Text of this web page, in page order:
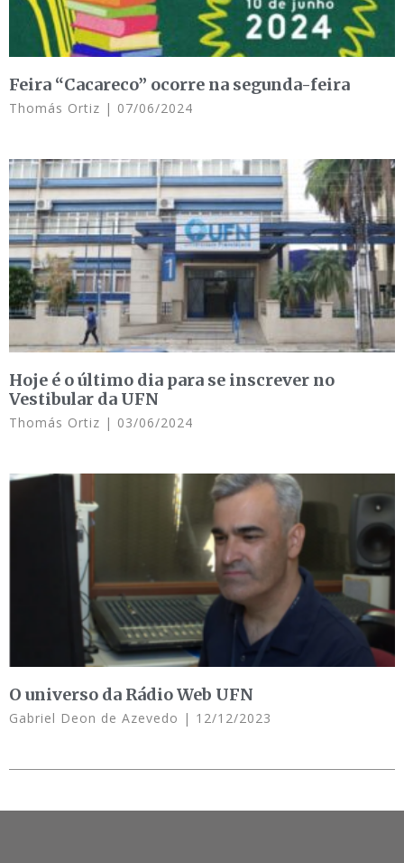
Feira “Cacareco” ocorre na segunda-feira
Thomás Ortiz 07/06/2024
Hoje é o último dia para se inscrever no
Vestibular da UFN
Thomás Ortiz 03/06/2024
O universo da Rádio Web UFN
Gabriel Deon de Azevedo 12/12/2023